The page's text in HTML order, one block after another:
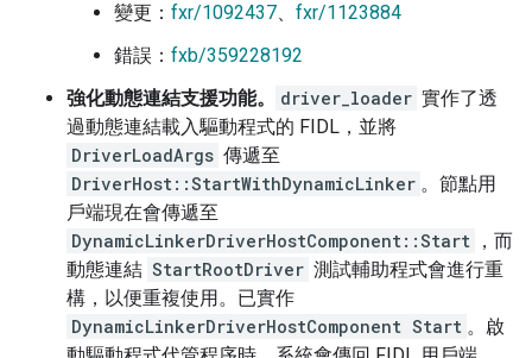
變更： fxr/1092437、 fxr/1123884
錯誤： fxb/359228192
強化動態連結支援功能。
driver_loader 實作了透
過動態連結載入驅動程式的 FIDL，並將
DriverLoadArgs 傳遞至
DriverHost::StartWithDynamicLinker 。節點用
戶端現在會傳遞至
DynamicLinkerDriverHostComponent::Start ，而
動態連結 StartRootDriver 測試輔助程式會進行重
構，以便重複使用。已實作
DynamicLinkerDriverHostComponent Start 。啟